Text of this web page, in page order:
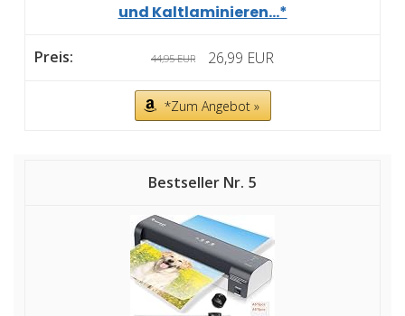
und Kaltlaminieren...*
44,95 EUR 26,99 EUR
*Zum Angebot »
5